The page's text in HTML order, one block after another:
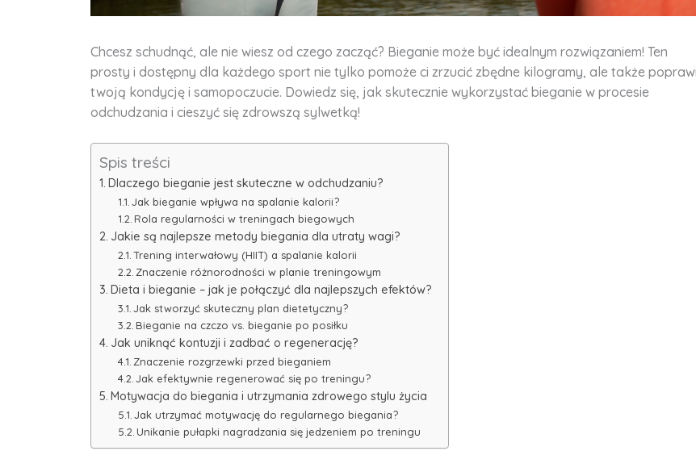
Chcesz schudnąć, ale nie wiesz od czego zacząć? Bieganie może być idealnym rozwiązaniem! Ten
prosty i dostępny dla każdego sport nie tylko pomoże ci zrzucić zbędne kilogramy, ale także poprawi
twoją kondycję i samopoczucie. Dowiedz się, jak skutecznie wykorzystać bieganie w procesie
odchudzania i cieszyć się zdrowszą sylwetką!
Spis treści
Dlaczego bieganie jest skuteczne w odchudzaniu?
Jak bieganie wpływa na spalanie kalorii?
Rola regularności w treningach biegowych
Jakie są najlepsze metody biegania dla utraty wagi?
Trening interwałowy (HIIT) a spalanie kalorii
Znaczenie różnorodności w planie treningowym
Dieta i bieganie – jak je połączyć dla najlepszych efektów?
Jak stworzyć skuteczny plan dietetyczny?
Bieganie na czczo vs. bieganie po posiłku
Jak uniknąć kontuzji i zadbać o regenerację?
Znaczenie rozgrzewki przed bieganiem
Jak efektywnie regenerować się po treningu?
Motywacja do biegania i utrzymania zdrowego stylu życia
Jak utrzymać motywację do regularnego biegania?
Unikanie pułapki nagradzania się jedzeniem po treningu